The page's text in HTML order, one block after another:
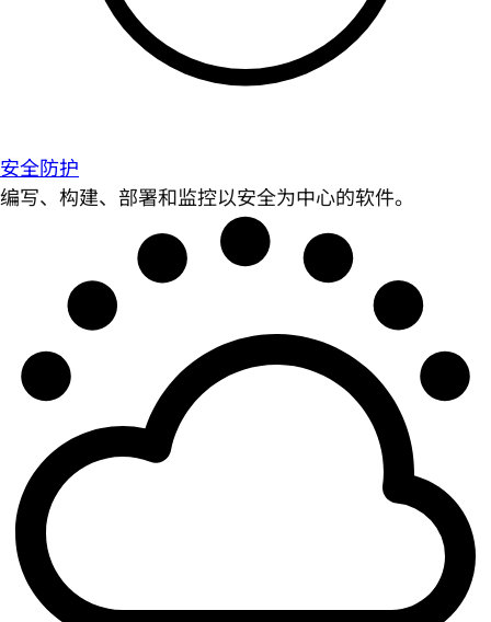
安全防护
编写、构建、部署和监控以安全为中心的软件。